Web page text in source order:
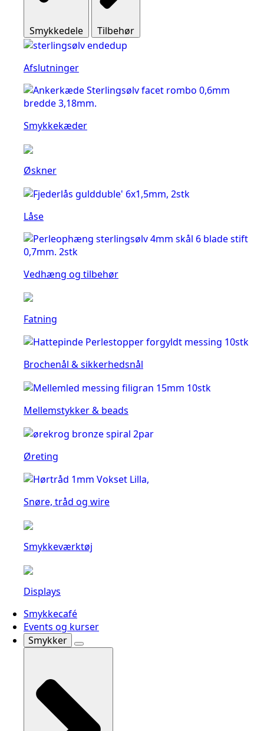
Smykkedele Tilbehør
Afslutninger
Smykkekæder
Øskner
Låse
Vedhæng og tilbehør
Fatning
Brochenål & sikkerhedsnål
Mellemstykker & beads
Øreting
Snøre, tråd og wire
Smykkeværktøj
Displays
Smykkecafé
Events og kurser
Smykker